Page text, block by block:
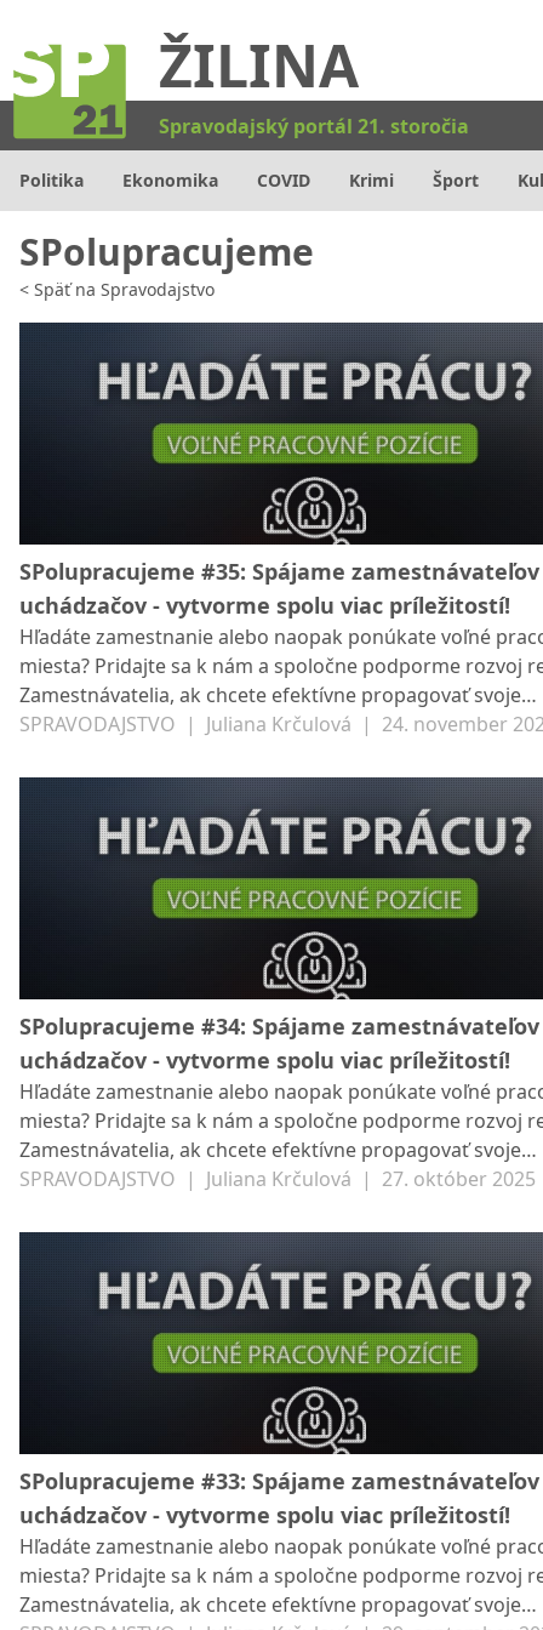
ŽILINA
Spravodajský portál 21. storočia
Politika Ekonomika COVID Krimi Šport
SPolupracujeme
< Späť na Spravodajstvo
SPolupracujeme #35: Spájame
uchádzačov - vytvorme spolu viac príležitostí!
Hľadáte zamestnanie alebo naopak ponúkate voľné
miesta? Pridajte sa k nám a spoločne podporme rozvoj
Zamestnávatelia, ak chcete efektívne propagovať svoje
pracovné ponuky, neváhajte nás kontaktovať na
portáli Žilina SP21. Veríme, že spojením síl môžeme
pracovných príležitostí a podporiť miestnych
záujemcov o prácu. Poďme na to spoločne!
SPRAVODAJSTVO | Juliana Krčulová | 24. november
SPolupracujeme #34: Spájame
uchádzačov - vytvorme spolu viac príležitostí!
Hľadáte zamestnanie alebo naopak ponúkate voľné
miesta? Pridajte sa k nám a spoločne podporme rozvoj
Zamestnávatelia, ak chcete efektívne propagovať svoje
pracovné ponuky, neváhajte nás kontaktovať na
portáli Žilina SP21. Veríme, že spojením síl môžeme
pracovných príležitostí a podporiť miestnych
záujemcov o prácu. Poďme na to spoločne!
SPRAVODAJSTVO | Juliana Krčulová | 27. október 2025
SPolupracujeme #33: Spájame
uchádzačov - vytvorme spolu viac príležitostí!
Hľadáte zamestnanie alebo naopak ponúkate voľné
miesta? Pridajte sa k nám a spoločne podporme rozvoj
Zamestnávatelia, ak chcete efektívne propagovať svoje